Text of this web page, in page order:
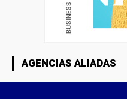
AGENCIAS ALIADAS